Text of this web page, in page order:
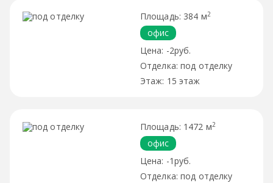
384 м2
офис
-2руб.
под отделку
15 этаж
1472 м2
офис
-1руб.
под отделку